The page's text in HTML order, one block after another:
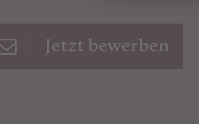
Jetzt bewerben